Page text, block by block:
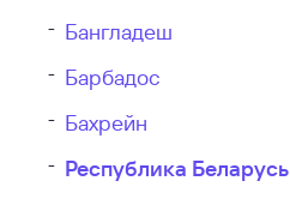
Бангладеш
Барбадос
Бахрейн
Республика Беларусь